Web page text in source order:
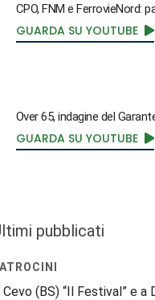
CPO, FNM e FerrovieNord:
GUARDA SU YOUTUBE
Over 65, indagine del
GUARDA SU YOUTUBE
pubblicati
Cevo (BS) “Il Festival” e a